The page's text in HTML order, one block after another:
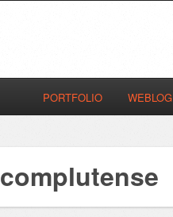
PORTFOLIO WEBLOG
complutense